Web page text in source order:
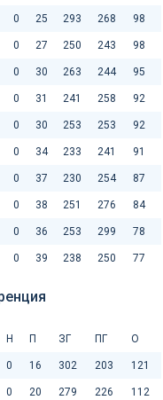
0 25 293 268 98
0 27 250 243 98
0 30 263 244 95
0 31 241 258 92
0 30 253 253 92
0 34 233 241 91
0 37 230 254 87
0 38 251 276 84
0 36 253 299 78
0 39 238 250 77
Н П ЗГ ПГ О
0 16 302 203 121
0 20 279 226 112